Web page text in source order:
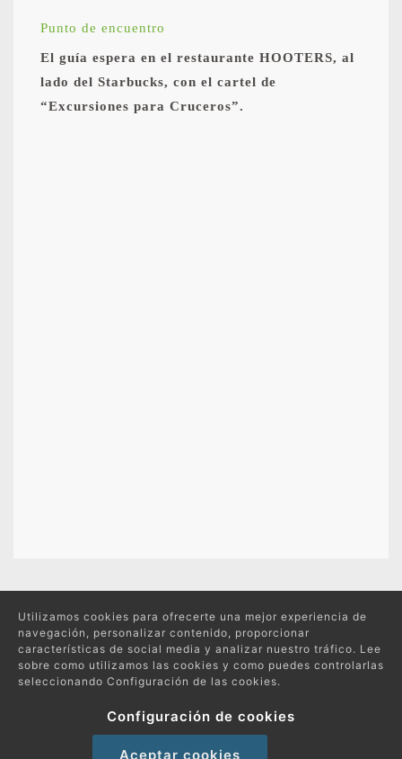
Punto de encuentro
El guía espera en el restaurante HOOTERS, al
lado del Starbucks, con el cartel de
“Excursiones para Cruceros”.
Protección de datos
Política de compras y devoluciones
Política de Cookies
Utilizamos cookies para ofrecerte una mejor experiencia de
navegación, personalizar contenido, proporcionar
características de social media y analizar nuestro tráfico. Lee
sobre como utilizamos las cookies y como puedes controlarlas
seleccionando Configuración de las cookies.
Configuración de cookies
Aceptar cookies